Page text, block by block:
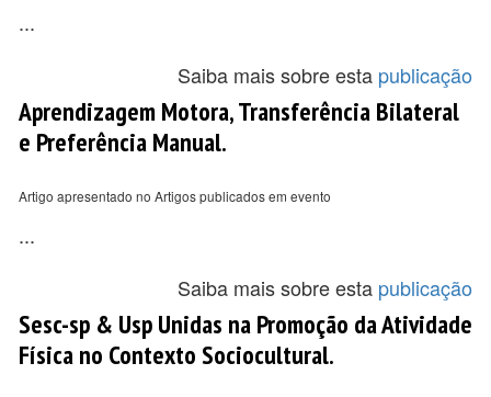
...
Saiba mais sobre esta publicação
Aprendizagem Motora, Transferência Bilateral
e Preferência Manual.
Artigo apresentado no Artigos publicados em evento
...
Saiba mais sobre esta publicação
Sesc-sp & Usp Unidas na Promoção da Atividade
Física no Contexto Sociocultural.